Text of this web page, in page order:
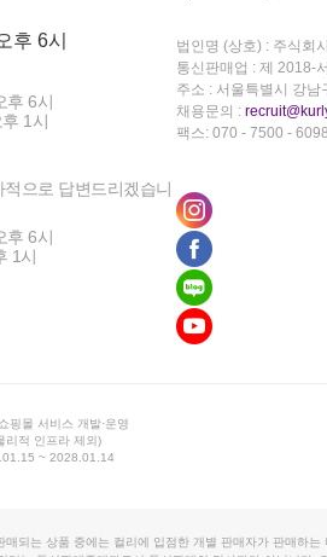
후 6시
후 6시
1시
으로 답변드리겠습니
후 6시
1시
법인명 (상호) : 주식회
통신판매업 : 제 2018-
주소 : 서울특별시 강
채용문의 :
팩스: 070 - 7500 - 6098
핑몰 서비스 개발·운영
리적 인프라 제외)
~ 2028.01.14
매되는 상품 중에는 컬리에 입점한 개별 판매자가 판매하